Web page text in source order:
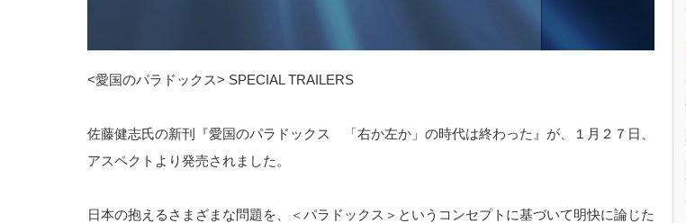
<愛国のパラドックス> SPECIAL TRAILERS
佐藤健志氏の新刊『愛国のパラドックス 「右か左か」の時代は終わった』が、１月２７日、
アスペクトより発売されました。
日本の抱えるさまざまな問題を、＜パラドックス＞というコンセプトに基づいて明快に論じた